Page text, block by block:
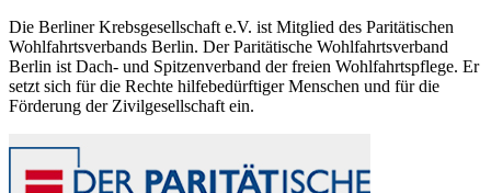
Die Berliner Krebsgesellschaft e.V. ist Mitglied des Paritätischen
Wohlfahrtsverbands Berlin. Der Paritätische Wohlfahrtsverband
Berlin ist Dach- und Spitzenverband der freien Wohlfahrtspflege. Er
setzt sich für die Rechte hilfebedürftiger Menschen und für die
Förderung der Zivilgesellschaft ein.